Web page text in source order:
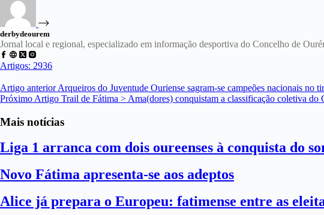
derbydeourem
Jornal local e regional, especializado em informação desportiva do Concelho de
Artigos: 2936
Artigo anteriorArqueiros do Juventude Ouriense sagram-se campeões nacionais no
Próximo Artigo Trail de Fátima > Ama(dores) conquistam a classificação coletiva do
Mais notícias
Liga 1 arranca com dois oureenses à conquista do
Novo Fátima apresenta-se aos adeptos
Alice já prepara o Europeu: fatimense entre as